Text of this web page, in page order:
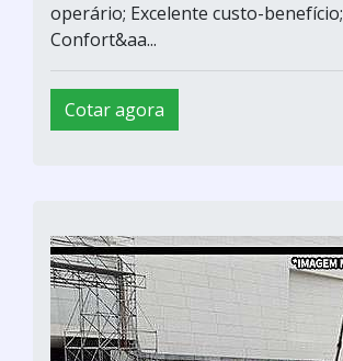
operário; Excelente custo-benefício;
Confort&aa...
Cotar agora